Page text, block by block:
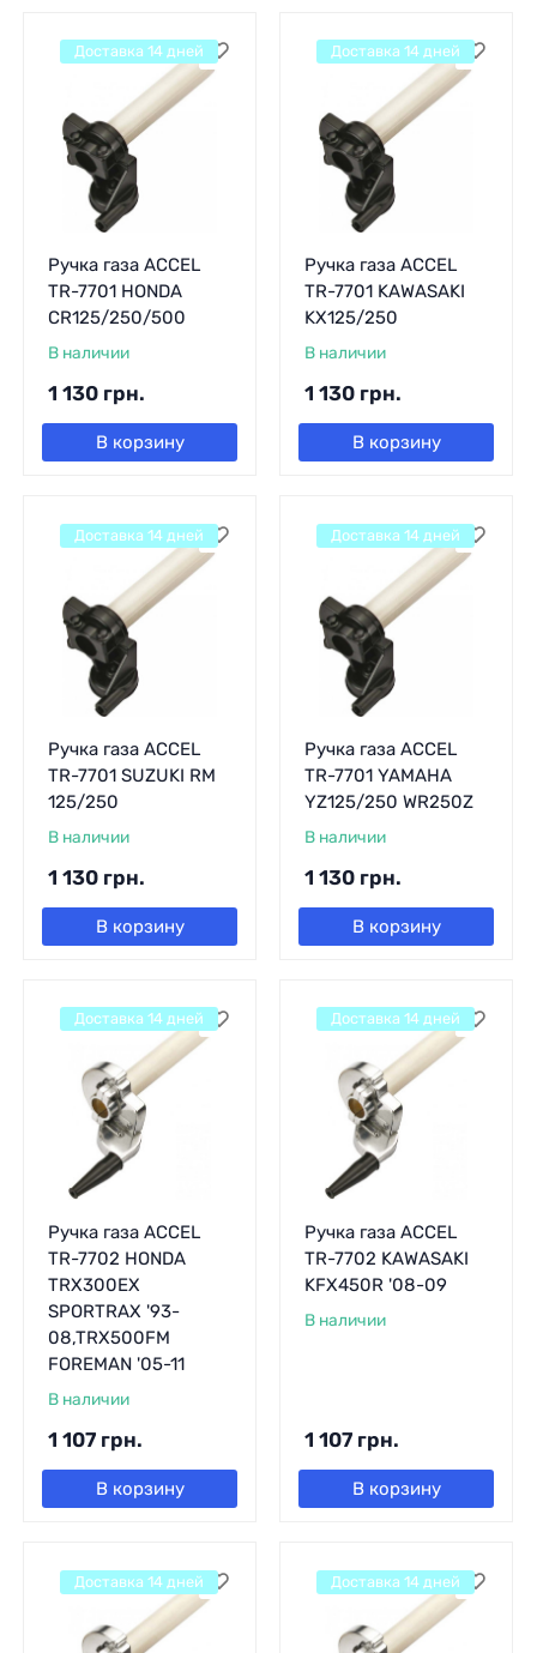
Ручка газа ACCEL
TR-7701 HONDA
CR125/250/500
В наличии
1 130 грн.
В корзину
Доставка 14 дней
Ручка газа ACCEL
TR-7701 KAWASAKI
KX125/250
В наличии
1 130 грн.
В корзину
Доставка 14 дней
Ручка газа ACCEL
TR-7701 SUZUKI RM
125/250
В наличии
1 130 грн.
В корзину
Доставка 14 дней
Ручка газа ACCEL
TR-7701 YAMAHA
YZ125/250 WR250Z
В наличии
1 130 грн.
В корзину
Доставка 14 дней
Ручка газа ACCEL
TR-7702 HONDA
TRX300EX
SPORTRAX '93-
08,TRX500FM
FOREMAN '05-11
В наличии
1 107 грн.
В корзину
Доставка 14 дней
Ручка газа ACCEL
TR-7702 KAWASAKI
KFX450R '08-09
В наличии
1 107 грн.
В корзину
Доставка 14 дней
Доставка 14 дней Доставка 14 дней